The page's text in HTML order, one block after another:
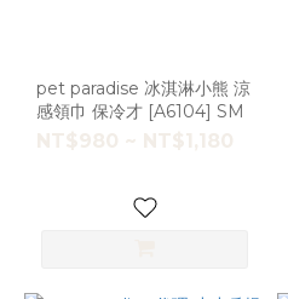
pet paradise 冰淇淋小熊 涼
感領巾 保冷才 [A6104] SM
NT$980 ~ NT$1,180